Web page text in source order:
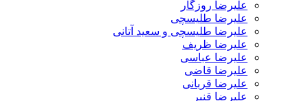
علیرضا روزگار
علیرضا طلیسچی
علیرضا طلیسچی و سعید آتانی
علیرضا ظریف
علیرضا عباسی
علیرضا قاضی
علیرضا قربانی
علیرضا قنبر